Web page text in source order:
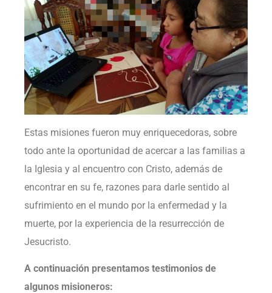
Estas misiones fueron muy enriquecedoras, sobre
todo ante la oportunidad de acercar a las familias a
la Iglesia y al encuentro con Cristo, además de
encontrar en su fe, razones para darle sentido al
sufrimiento en el mundo por la enfermedad y la
muerte, por la experiencia de la resurrección de
Jesucristo.
A continuación presentamos testimonios de
algunos misioneros: